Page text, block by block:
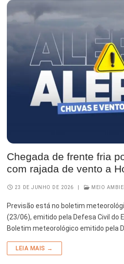
Chegada de frente fria
com rajada de vento a
23 DE JUNHO DE 2026 MEIO
Previsão está no boletim
(23/06), emitido pela Defesa Civil do
Boletim meteorológico emitido pela
LEIA MAIS →